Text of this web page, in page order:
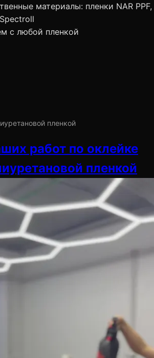
материалы: пленки NAR PPF,
с любой пленкой
пленкой
работ по оклейке
пленкой